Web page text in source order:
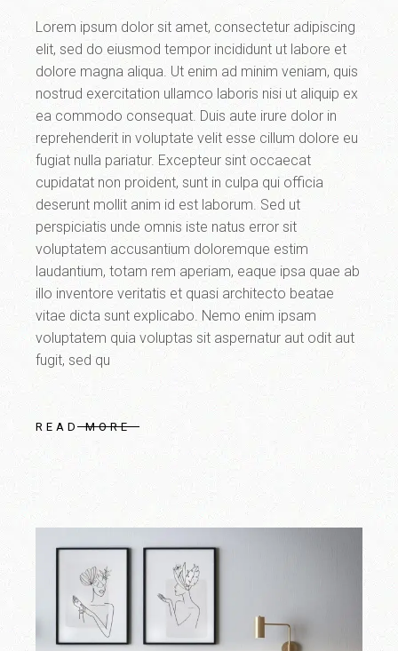
Lorem ipsum dolor sit amet, consectetur adipiscing
elit, sed do eiusmod tempor incididunt ut labore et
dolore magna aliqua. Ut enim ad minim veniam, quis
nostrud exercitation ullamco laboris nisi ut aliquip ex
ea commodo consequat. Duis aute irure dolor in
reprehenderit in voluptate velit esse cillum dolore eu
fugiat nulla pariatur. Excepteur sint occaecat
cupidatat non proident, sunt in culpa qui officia
deserunt mollit anim id est laborum. Sed ut
perspiciatis unde omnis iste natus error sit
voluptatem accusantium doloremque estim
laudantium, totam rem aperiam, eaque ipsa quae ab
illo inventore veritatis et quasi architecto beatae
vitae dicta sunt explicabo. Nemo enim ipsam
voluptatem quia voluptas sit aspernatur aut odit aut
fugit, sed qu
READ MORE